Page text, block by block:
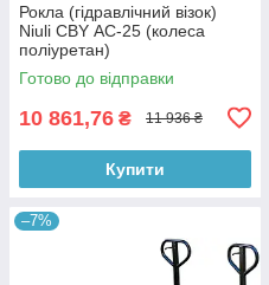
Рокла (гідравлічний візок)
Niuli CBY АС-25 (колеса
поліуретан)
Готово до відправки
10 861,76 ₴ 11 936 ₴
Купити
–7%